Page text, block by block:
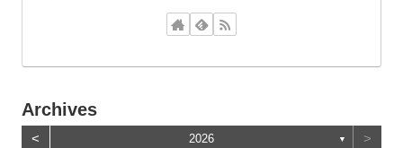
Archives
< 2026 ▼ >